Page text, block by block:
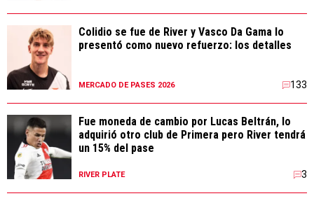
Colidio se fue de River y Vasco Da Gama lo
presentó como nuevo refuerzo: los detalles
MERCADO DE PASES 2026 133
Fue moneda de cambio por Lucas Beltrán, lo
adquirió otro club de Primera pero River tendrá
un 15% del pase
RIVER PLATE 3